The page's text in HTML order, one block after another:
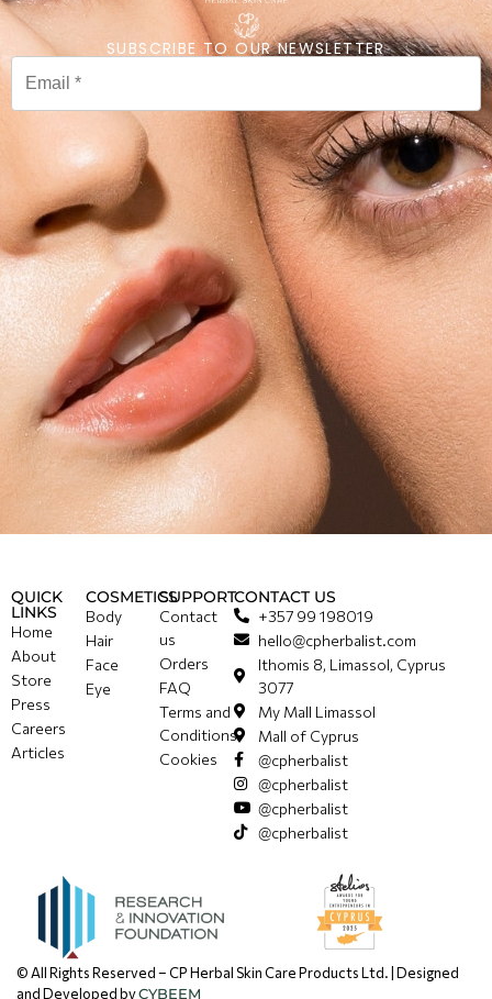
SUBSCRIBE TO OUR NEWSLETTER
QUICK
LINKS
Home
About
Store
Press
Careers
Articles
COSMETICS
Body
Hair
Face
Eye
SUPPORT
Contact
us
Orders
FAQ
Terms and
Conditions
Cookies
CONTACT US
+357 99 198019
hello@cpherbalist.com
Ithomis 8, Limassol, Cyprus
3077
My Mall Limassol
Mall of Cyprus
@cpherbalist
@cpherbalist
@cpherbalist
@cpherbalist
© All Rights Reserved – CP Herbal Skin Care Products Ltd. | Designed
and Developed byCYBEEM